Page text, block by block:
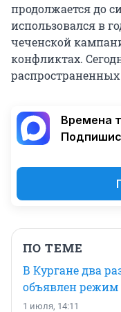
продолжается до
использовался в
чеченской
конфликтах.
Времена
ПО ТЕМЕ
В Кургане два
объявлен режим
1 июля, 14:11